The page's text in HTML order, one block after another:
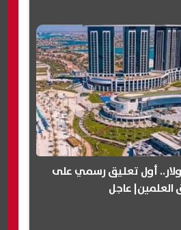
أزمة الـ 1000 دولار.. أول تعليق رسمي على
عاجل